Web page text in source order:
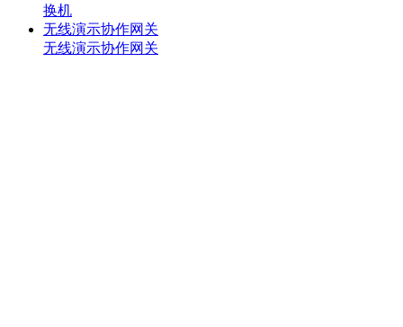
换机
无线演示协作网关
无线演示协作网关